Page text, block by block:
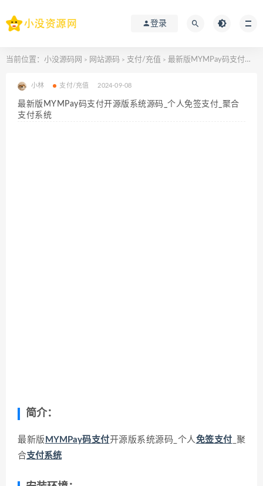
登录
当前位置： 小没源码网 > 网站源码 > 支付/充值 > 最新版MYMPay码支付开源版系统源码_个人免签支付_聚合支付系统
小林 支付/充值 2024-09-08
最新版MYMPay码支付开源版系统源码_个人免签支付_聚合
支付系统
简介：
最新版 MYMPay码支付开源版系统源码_个人免签支付 _聚
合支付系统